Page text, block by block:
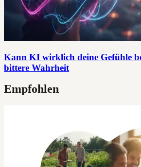
Kann KI wirklich deine Gefühle
bittere Wahrheit
Empfohlen